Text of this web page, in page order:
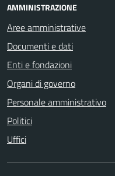
AMMINISTRAZIONE
Aree amministrative
Documenti e dati
Enti e fondazioni
Organi di governo
Personale amministrativo
Politici
Uffici